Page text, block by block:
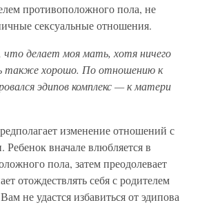
противоположного пола, не
сексуальные отношения.
что делает моя мать, хотя ничего
также хорошо. По отношению к
эдипов комплекс — к матери
изменение отношений с
вначале влюбляется в
пола, затем преодолевает
отождествлять себя с родителем
не удастся избавиться от эдипова